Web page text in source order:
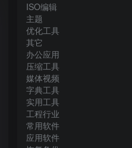
ISO编辑
主题
优化工具
其它
办公应用
压缩工具
媒体视频
字典工具
实用工具
工程行业
常用软件
应用软件